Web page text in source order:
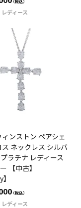
（税込）
レディース
ンストン ペアシェ
ス ネックレス シルバ
ラチナ レディース
【中古】
（税込）
レディース